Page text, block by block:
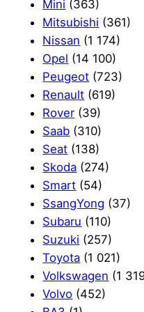
Mini (363)
Mitsubishi (361)
Nissan (1 174)
Opel (14 100)
Peugeot (723)
Renault (619)
Rover (39)
Saab (310)
Seat (138)
Skoda (274)
Smart (54)
SsangYong (37)
Subaru (110)
Suzuki (257)
Toyota (1 021)
Volkswagen (1
Volvo (452)